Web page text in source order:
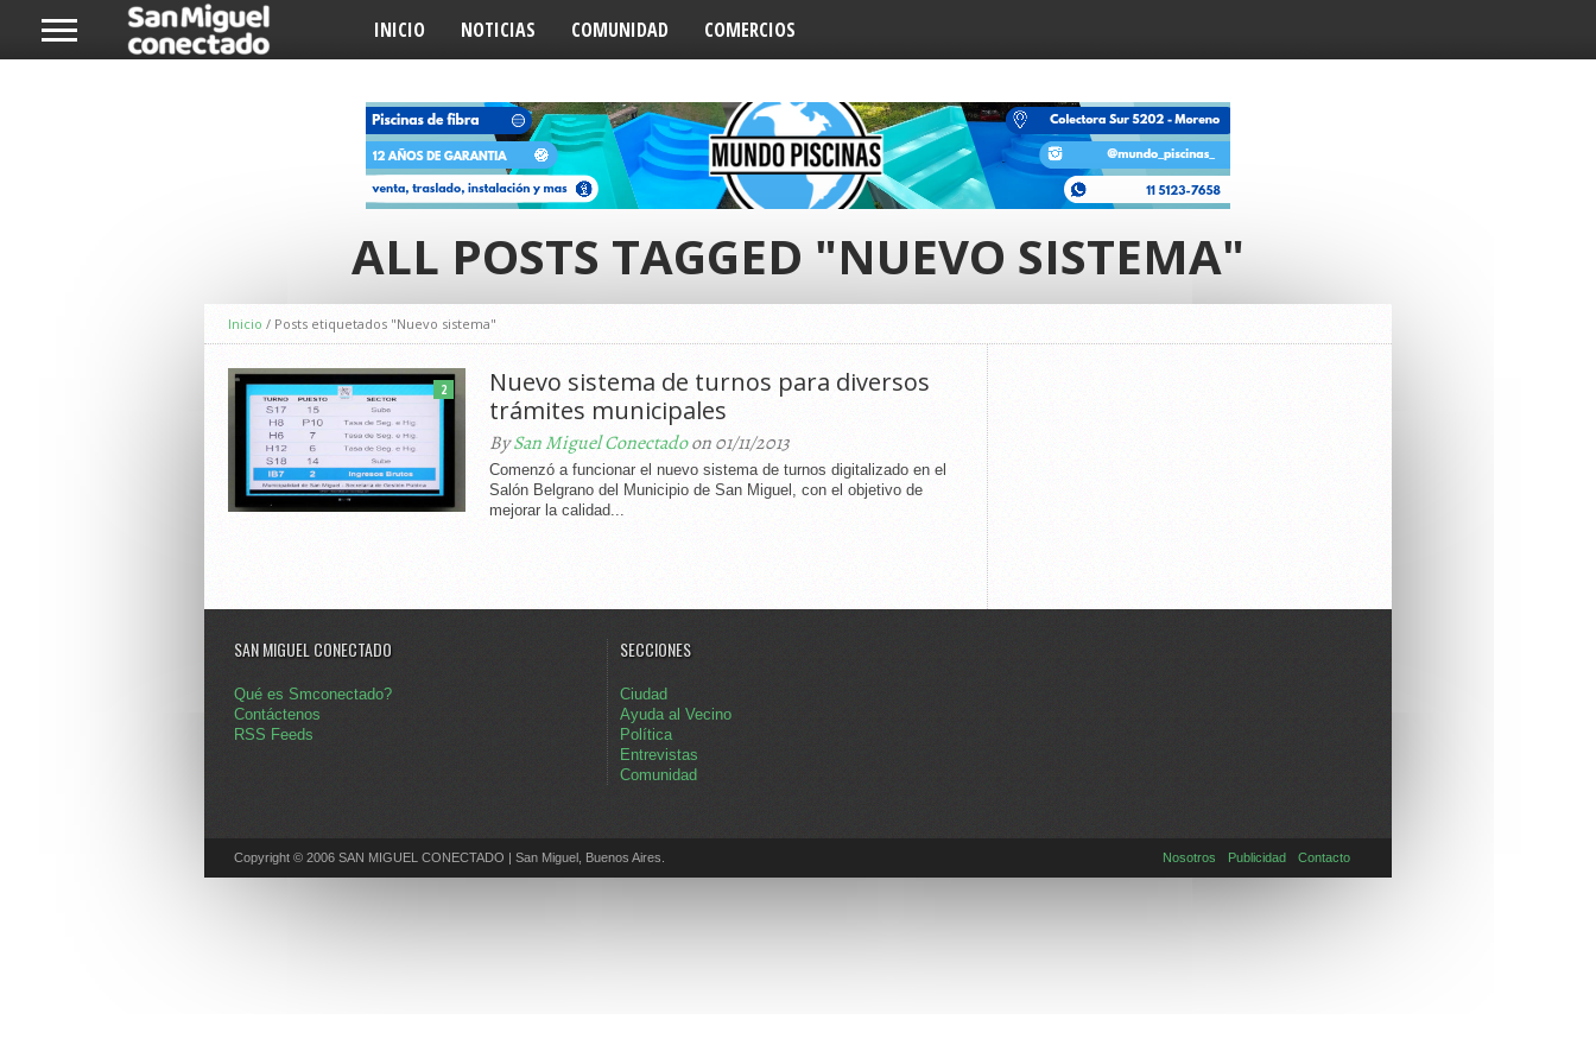
INICIO NOTICIAS COMUNIDAD COMERCIOS
ALL POSTS TAGGED "NUEVO SISTEMA"
Inicio / Posts etiquetados "Nuevo sistema"
2
Nuevo sistema de turnos para diversos
trámites municipales
BySan Miguel Conectadoon 01/11/2013
Comenzó a funcionar el nuevo sistema de turnos digitalizado en el
Salón Belgrano del Municipio de San Miguel, con el objetivo de
mejorar la calidad...
SAN MIGUEL CONECTADO
Qué es Smconectado?
Contáctenos
RSS Feeds
SECCIONES
Ciudad
Ayuda al Vecino
Política
Entrevistas
Comunidad
Copyright © 2006 SAN MIGUEL CONECTADO | San Miguel, Buenos Aires. Nosotros Publicidad Contacto